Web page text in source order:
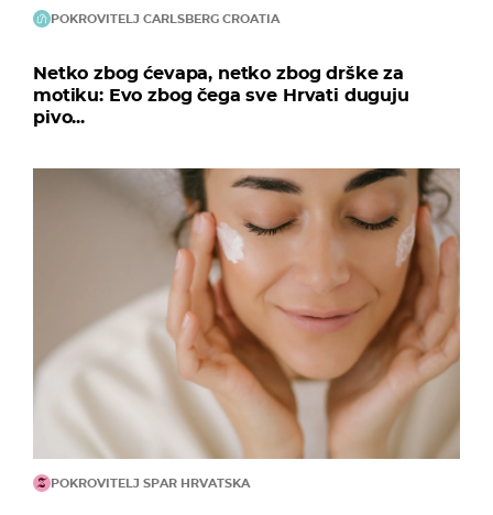
POKROVITELJ CARLSBERG CROATIA
Netko zbog ćevapa, netko zbog drške za
motiku: Evo zbog čega sve Hrvati duguju
pivo...
POKROVITELJ SPAR HRVATSKA